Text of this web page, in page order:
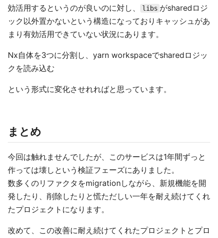
効活用するというのが良いのに対し、
libs がsharedロジ
ック以外置かないという構造になっておりキャッシュがあ
まり有効活用できていない状況にあります。
Nx自体を3つに分割し、yarn workspaceでsharedロジッ
クを読み込む
という形式に変化させれればと思っています。
まとめ
今回は触れませんでしたが、このサービスは1年間ずっと
作っては壊しという検証フェーズにありました。
数多くのリファクタをmigrationしながら、新規機能を開
発したり、削除したりと慌ただしい一年を耐え続けてくれ
たプロジェクトになります。
改めて、この改善に耐え続けてくれたプロジェクトとプロ